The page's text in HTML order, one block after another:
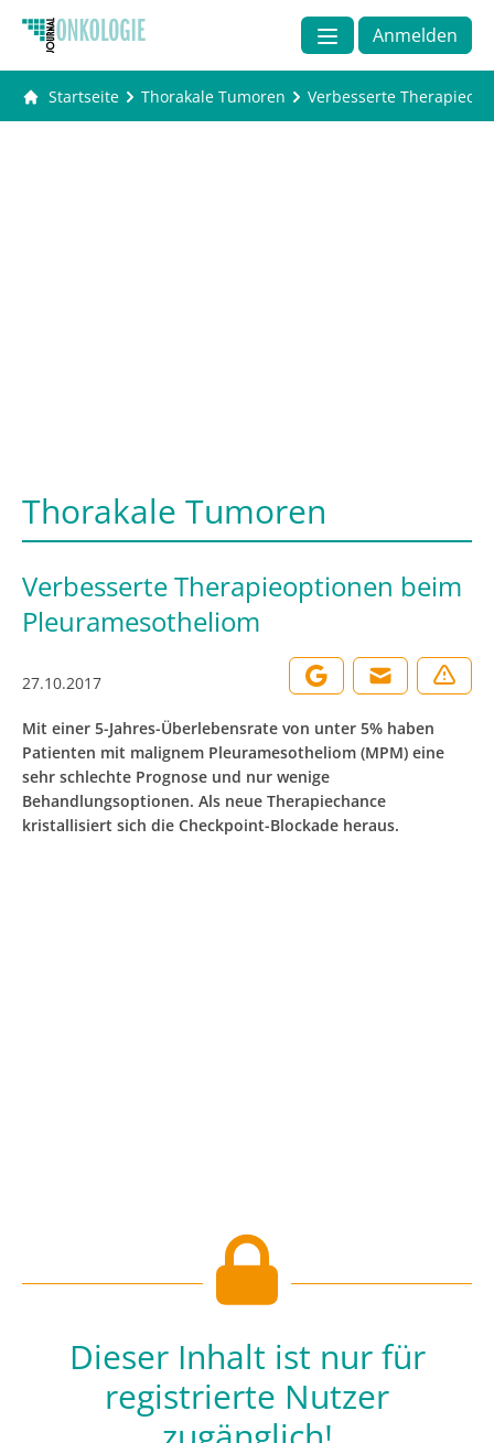
Anmelden
Startseite Thorakale Tumoren Verbesserte
Thorakale Tumoren
Verbesserte Therapieoptionen beim
Pleuramesotheliom
27.10.2017
Mit einer 5-Jahres-Überlebensrate von unter 5% haben
Patienten mit malignem Pleuramesotheliom (MPM) eine
sehr schlechte Prognose und nur wenige
Behandlungsoptionen. Als neue Therapiechance
kristallisiert sich die Checkpoint-Blockade heraus.
Dieser Inhalt ist nur für
registrierte Nutzer